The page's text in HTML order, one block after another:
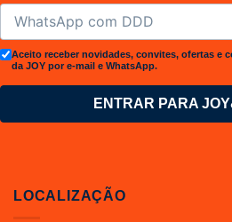
Aceito receber novidades, convites, ofertas e
da JOY por e-mail e WhatsApp.
ENTRAR PARA
LOCALIZAÇÃO